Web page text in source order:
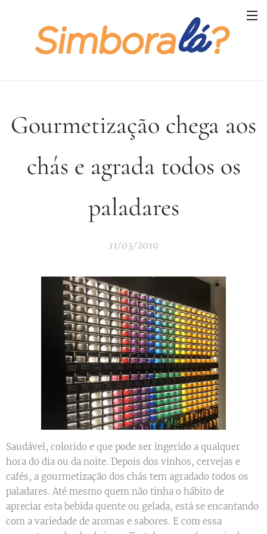
Gourmetização chega aos
chás e agrada todos os
paladares
11/03/2019
Saudável, colorido e que pode ser ingerido a qualquer
hora do dia ou da noite. Depois dos vinhos, cervejas e
cafés, a gourmetização dos chás tem agradado todos os
paladares. Até mesmo quem não tinha o hábito de
apreciar esta bebida quente ou gelada, está se encantando
com a variedade de aromas e sabores. E com essa